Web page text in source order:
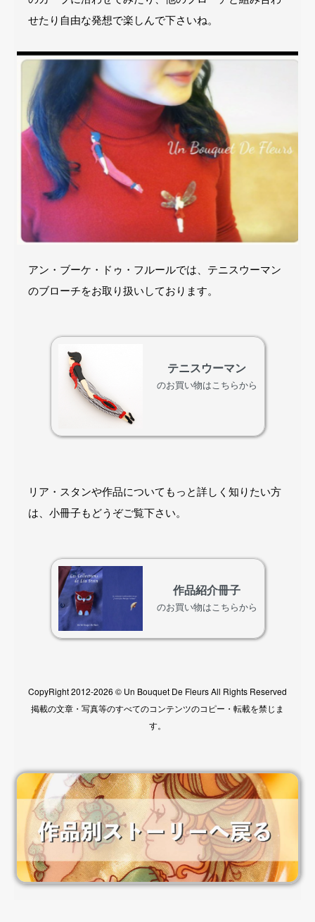
せたり自由な発想で楽しんで下さいね。
アン・ブーケ・ドゥ・フルールでは、テニスウーマン
のブローチをお取り扱いしております。
テニスウーマン
のお買い物はこちらから
リア・スタンや作品についてもっと詳しく知りたい方
は、小冊子もどうぞご覧下さい。
作品紹介冊子
のお買い物はこちらから
CopyRight 2012-2026 © Un Bouquet De Fleurs All Rights Reserved
掲載の文章・写真等のすべてのコンテンツのコピー・転載を禁じま
す。